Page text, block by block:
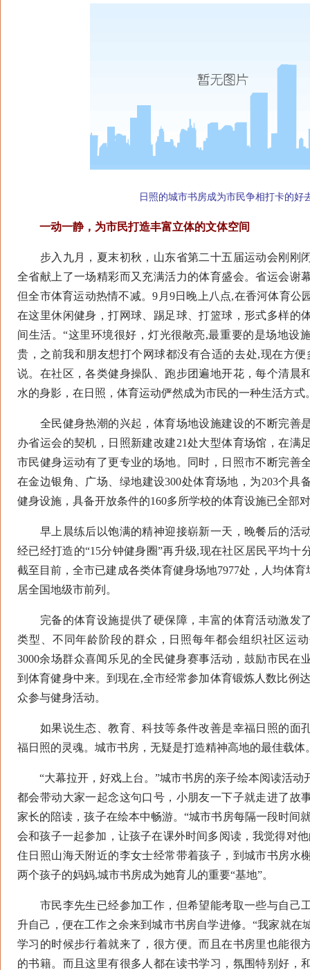
日照的城市书房成为市民争相打卡的好
一动一静，为市民打造丰富立体的文体空间
步入九月，夏末初秋，山东省第二十五届运动会刚刚
全省献上了一场精彩而又充满活力的体育盛会。省运会谢
但全市体育运动热情不减。9月9日晚上八点,在香河体育公
在这里休闲健身，打网球、踢足球、打篮球，形式多样的
间生活。“这里环境很好，灯光很敞亮,最重要的是场地设
贵，之前我和朋友想打个网球都没有合适的去处,现在方便
说。在社区，各类健身操队、跑步团遍地开花，每个清晨
水的身影，在日照，体育运动俨然成为市民的一种生活方式
全民健身热潮的兴起，体育场地设施建设的不断完善
办省运会的契机，日照新建改建21处大型体育场馆，在满
市民健身运动有了更专业的场地。同时，日照市不断完善
在金边银角、广场、绿地建设300处体育场地，为203个具
健身设施，具备开放条件的160多所学校的体育设施已全部
早上晨练后以饱满的精神迎接崭新一天，晚餐后的活
经已经打造的“15分钟健身圈”再升级,现在社区居民平均十
截至目前，全市已建成各类体育健身场地7977处，人均体育
居全国地级市前列。
完备的体育设施提供了硬保障，丰富的体育活动激发
类型、不同年龄阶段的群众，日照每年都会组织社区运
3000余场群众喜闻乐见的全民健身赛事活动，鼓励市民在
到体育健身中来。到现在,全市经常参加体育锻炼人数比例
众参与健身活动。
如果说生态、教育、科技等条件改善是幸福日照的面
福日照的灵魂。城市书房，无疑是打造精神高地的最佳载体
“大幕拉开，好戏上台。”城市书房的亲子绘本阅读活动
都会带动大家一起念这句口号，小朋友一下子就走进了故
家长的陪读，孩子在绘本中畅游。“城市书房每隔一段时间
会和孩子一起参加，让孩子在课外时间多阅读，我觉得对
住日照山海天附近的李女士经常带着孩子，到城市书房水
两个孩子的妈妈,城市书房成为她育儿的重要“基地”。
市民李先生已经参加工作，但希望能考取一些与自己
升自己，便在工作之余来到城市书房自学进修。“我家就在
学习的时候步行着就来了，很方便。而且在书房里也能很
的书籍。而且这里有很多人都在读书学习，氛围特别好，